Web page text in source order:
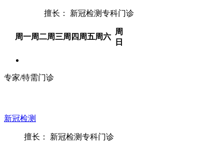
擅长： 新冠检测专科门诊
周一周二周三周四 周五周六
周
日
专家/特需门诊
新冠检测
擅长： 新冠检测专科门诊